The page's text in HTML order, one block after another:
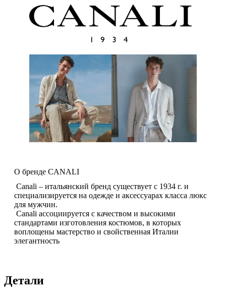
О бренде CANALI
Canali – итальянский бренд существует с 1934 г. и
специализируется на одежде и аксессуарах класса люкс
для мужчин.
Canali ассоциируется с качеством и высокими
стандартами изготовления костюмов, в которых
воплощены мастерство и свойственная Италии
элегантность
Детали